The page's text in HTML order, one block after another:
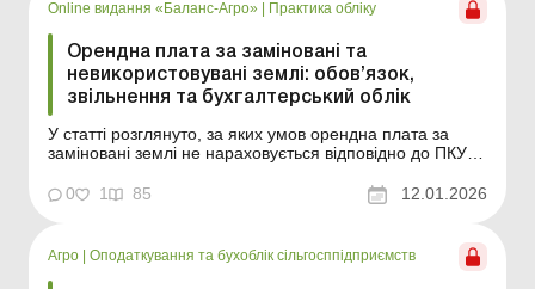
Online видання «Баланс-Агро» | Практика обліку
Орендна плата за заміновані та
невикористовувані землі: обов’язок,
звільнення та бухгалтерський облік
У статті розглянуто, за яких умов орендна плата за
заміновані землі не нараховується відповідно до ПКУ
бухгалтерському обліку, якщо землі фактично не
використовуються. Баланс-Агро № 2 від 13 січня 2026
...
0 1 85 12.01.2026
Агро | Оподаткування та бухоблік сільгосппідприємств